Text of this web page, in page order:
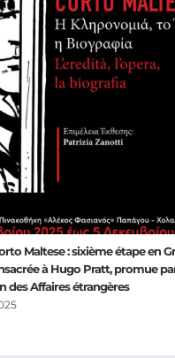
Maltese : sixième étape en
à Hugo Pratt, promue
des Affaires étrangères